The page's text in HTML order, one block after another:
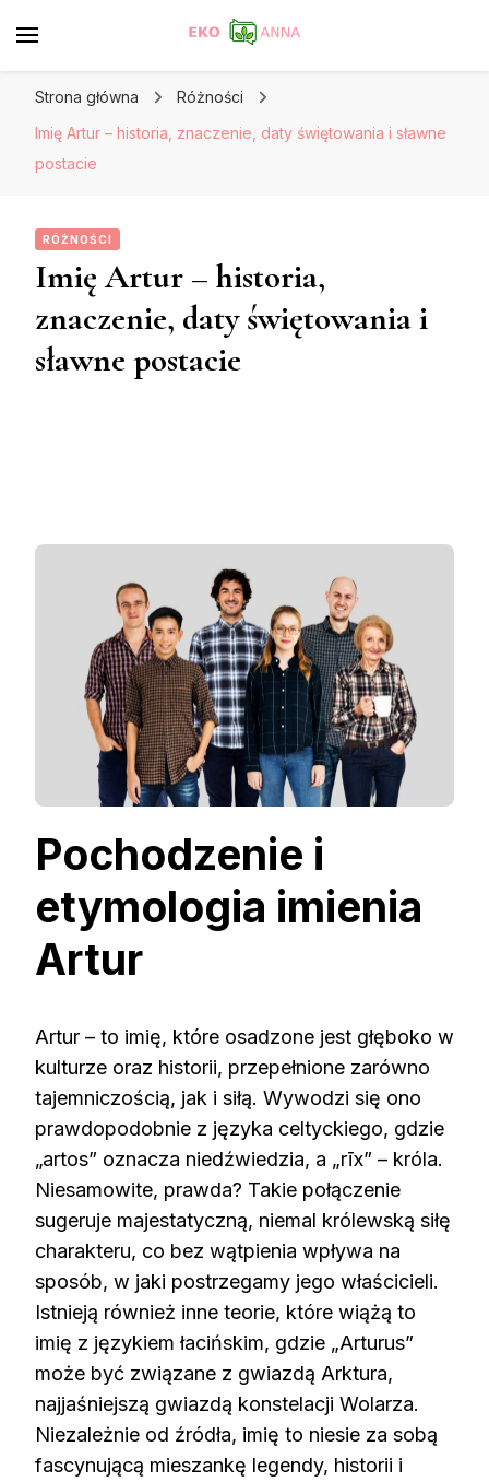
Strona główna
Różności
Imię Artur – historia, znaczenie, daty świętowania i sławne
postacie
RÓŻNOŚCI
Imię Artur – historia,
znaczenie, daty świętowania i
sławne postacie
Pochodzenie i
etymologia imienia
Artur
Artur – to imię, które osadzone jest głęboko w
kulturze oraz historii, przepełnione zarówno
tajemniczością, jak i siłą. Wywodzi się ono
prawdopodobnie z języka celtyckiego, gdzie
„artos” oznacza niedźwiedzia, a „rīx” – króla.
Niesamowite, prawda? Takie połączenie
sugeruje majestatyczną, niemal królewską siłę
charakteru, co bez wątpienia wpływa na
sposób, w jaki postrzegamy jego właścicieli.
Istnieją również inne teorie, które wiążą to
imię z językiem łacińskim, gdzie „Arturus”
może być związane z gwiazdą Arktura,
najjaśniejszą gwiazdą konstelacji Wolarza.
Niezależnie od źródła, imię to niesie za sobą
fascynującą mieszankę legendy, historii i